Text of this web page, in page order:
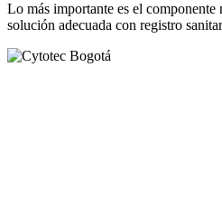
Lo más importante es el
solución adecuada con registro